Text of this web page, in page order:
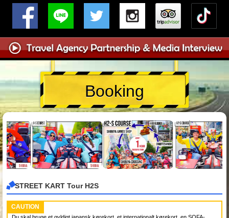
Booking
STREET KART Tour H2S
CAUTION
Du skal bruge et gyldigt japansk kørekort, et internationalt kørekort, en SOFA-